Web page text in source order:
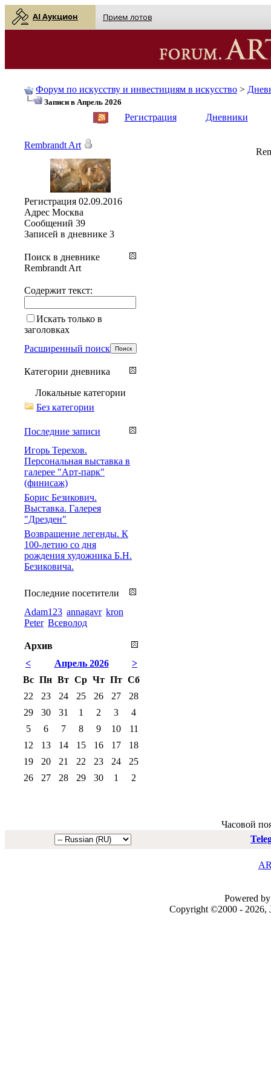
AI Аукцион Прием лотов
Форум по искусству и инвестициям в искусство >
Записи в Апрель 2026
Регистрация Дневники
Rembrandt Art
Регистрация 02.09.2016
Адрес Москва
Сообщений 39
Записей в дневнике 3
Поиск в дневнике
Rembrandt Art
Содержит текст:
Искать только в
заголовках
Расширенный поиск
Категории дневника
Локальные категории
Без категории
Последние записи
Игорь Терехов.
Персональная выставка в
галерее "Арт-парк"
(финисаж)
Борис Безикович.
Выставка. Галерея
"Дрезден"
Возвращение легенды. К
100-летию со дня
рождения художника Б.Н.
Безиковича.
Последние посетители
Adam123 annagavr kron
Peter Всеволод
Архив
<
>
Апрель 2026
Вс Пн Вт Ср Чт Пт Сб
22
23 24 25 26 27
28
29
30 31 1 2 3
4
5
6 7 8 9 10
11
12
13 14 15 16 17
18
19
20 21 22 23 24
25
26
27 28 29 30 1 2
Часовой
Powered
Copyright ©2000 - 2026,